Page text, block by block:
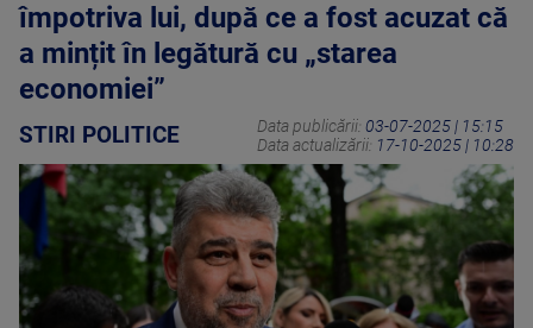
împotriva lui, după ce a fost acuzat că
a mințit în legătură cu „starea
economiei”
STIRI POLITICE Data publicării: 03-07-2025 | 15:15
Data actualizării: 17-10-2025 | 10:28